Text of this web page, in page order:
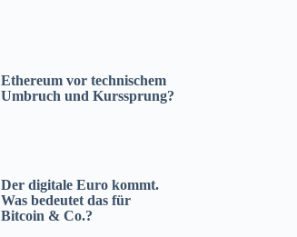
Ethereum vor technischem
Umbruch und Kurssprung?
Der digitale Euro kommt.
Was bedeutet das für
Bitcoin & Co.?